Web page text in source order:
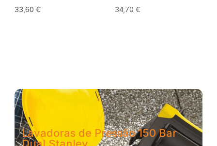
33,60 € 34,70 €
Lavadoras de Pressão 150 Bar